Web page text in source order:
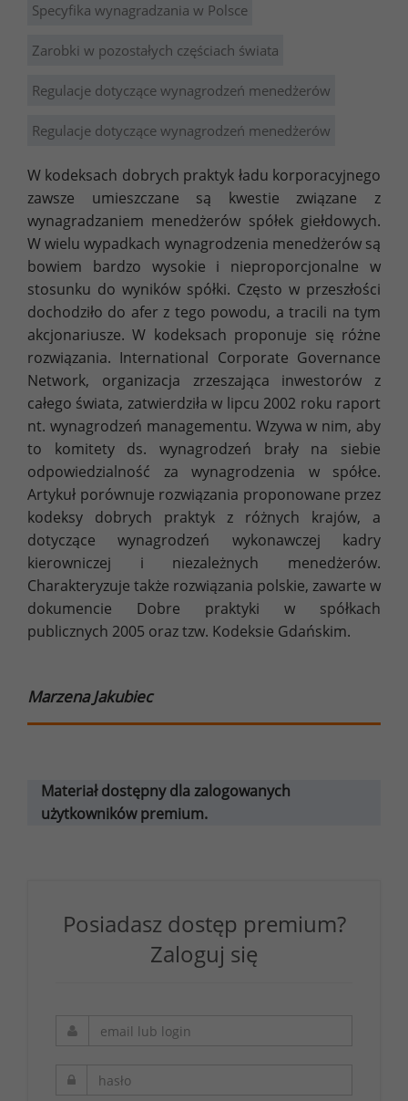
Specyfika wynagradzania w Polsce
Zarobki w pozostałych częściach świata
Regulacje dotyczące wynagrodzeń menedżerów
Regulacje dotyczące wynagrodzeń menedżerów
W kodeksach dobrych praktyk ładu korporacyjnego
zawsze umieszczane są kwestie związane z
wynagradzaniem menedżerów spółek giełdowych.
W wielu wypadkach wynagrodzenia menedżerów są
bowiem bardzo wysokie i nieproporcjonalne w
stosunku do wyników spółki. Często w przeszłości
dochodziło do afer z tego powodu, a tracili na tym
akcjonariusze. W kodeksach proponuje się różne
rozwiązania. International Corporate Governance
Network, organizacja zrzeszająca inwestorów z
całego świata, zatwierdziła w lipcu 2002 roku raport
nt. wynagrodzeń managementu. Wzywa w nim, aby
to komitety ds. wynagrodzeń brały na siebie
odpowiedzialność za wynagrodzenia w spółce.
Artykuł porównuje rozwiązania proponowane przez
kodeksy dobrych praktyk z różnych krajów, a
dotyczące wynagrodzeń wykonawczej kadry
kierowniczej i niezależnych menedżerów.
Charakteryzuje także rozwiązania polskie, zawarte w
dokumencie Dobre praktyki w spółkach
publicznych 2005 oraz tzw. Kodeksie Gdańskim.
Marzena Jakubiec
Materiał dostępny dla zalogowanych
użytkowników premium.
Posiadasz dostęp premium?
Zaloguj się